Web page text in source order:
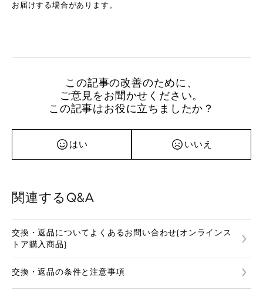
お届けする場合があります。
この記事の改善のために、
ご意見をお聞かせください。
この記事はお役に立ちましたか？
はい いいえ
関連するQ&A
交換・返品についてよくあるお問い合わせ(オンラインス
トア購入商品)
交換・返品の条件と注意事項